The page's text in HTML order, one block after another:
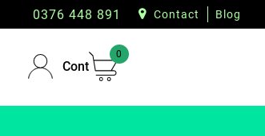
0376 448 891 Contact Blog
Cont
0